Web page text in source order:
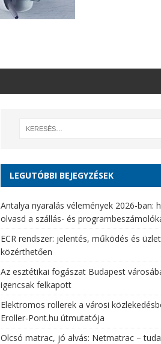
LEGUTÓBBI BEJEGYZÉSEK
Antalya nyaralás vélemények 2026-ban:
olvasd a szállás- és
ECR rendszer: jelentés, működés és
közérthetően
Az esztétikai fogászat Budapest
igencsak felkapott
Elektromos rollerek a városi
Eroller-Pont.hu útmutatója
Olcsó matrac, jó alvás: Netmatrac –